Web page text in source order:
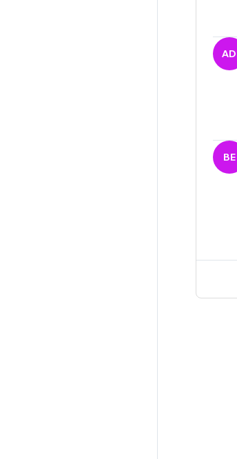
AD
BE